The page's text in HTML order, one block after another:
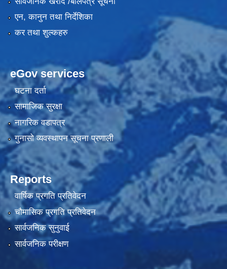
एन, कानुन तथा निर्देशिका
कर तथा शुल्कहरु
eGov services
घटना दर्ता
सामाजिक सुरक्षा
नागरिक वडापत्र
गुनासो व्यवस्थापन सूचना प्रणाली
Reports
वार्षिक प्रगति प्रतिवेदन
चौमासिक प्रगति प्रतिवेदन
सार्वजनिक सुनुवाई
सार्वजनिक परीक्षण